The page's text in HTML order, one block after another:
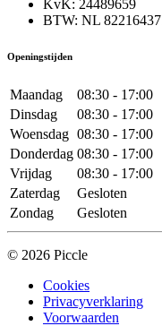
KvK: 24489659
BTW: NL
Openingstijden
Maandag
08:30 - 17:00
Dinsdag
08:30 - 17:00
Woensdag 08:30 - 17:00
Donderdag 08:30 - 17:00
Vrijdag
08:30 - 17:00
Zaterdag
Gesloten
Zondag
Gesloten
© 2026 Piccle
Cookies
Privacyverklaring
Voorwaarden